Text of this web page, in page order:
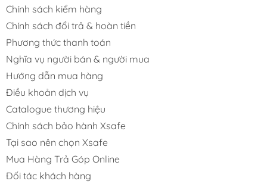
Chính sách kiểm hàng
Chính sách đổi trả & hoàn tiền
Phương thức thanh toán
Nghĩa vụ người bán & người mua
Hướng dẫn mua hàng
Điều khoản dịch vụ
Catalogue thương hiệu
Chính sách bảo hành Xsafe
Tại sao nên chọn Xsafe
Mua Hàng Trả Góp Online
Đối tác khách hàng